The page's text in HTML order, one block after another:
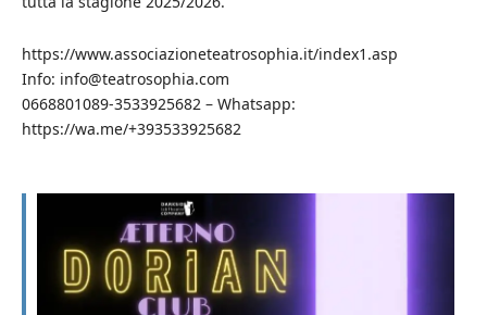
https://www.associazioneteatrosophia.it/index1.asp
Info: info@teatrosophia.com
0668801089-3533925682 – Whatsapp:
https://wa.me/+393533925682